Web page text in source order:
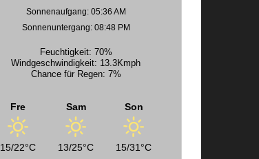
Sonnenaufgang: 05:36 AM
Sonnenuntergang: 08:48 PM
Feuchtigkeit: 70%
Windgeschwindigkeit: 13.3Kmph
Chance für Regen: 7%
Fre
15/22°C
Sam
13/25°C
Son
15/31°C